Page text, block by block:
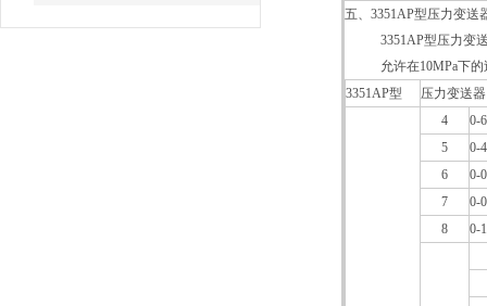
五、3351AP型压力变送
3351AP型压力变送
允许在10MPa下的过
3351AP型
压力变送器
4
0-
5
0-
6
0-
7
0-
8
0-